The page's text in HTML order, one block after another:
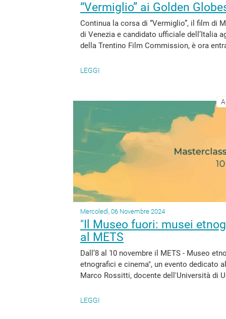
“Vermiglio” ai Golden
Continua la corsa di “Vermiglio”, il film di
di Venezia e candidato ufficiale dell’Italia
della Trentino Film Commission, è ora
LEGGI
Mercoledì, 06 Novembre 2024
"Il Museo fuori: musei
al METS
Dall’8 al 10 novembre il METS - Museo
etnografici e cinema", un evento dedicato
Marco Rossitti, docente dell'Università di
LEGGI